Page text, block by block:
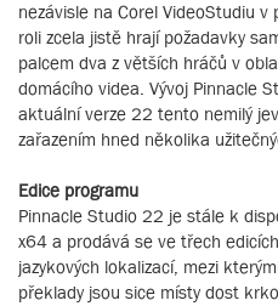
nezávisle na Corel VideoStudiu
roli zcela jistě hrají požadavky
palcem dva z větších hráčů v
domácího videa. Vývoj Pinnacle
aktuální verze 22 tento nemilý
zařazením hned několika
Edice programu
Pinnacle Studio 22 je stále k
x64 a prodává se ve třech
jazykových lokalizací, mezi
překlady jsou sice místy dost